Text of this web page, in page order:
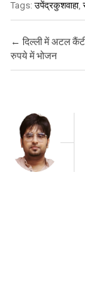
Tags:उपेंद्रकुशवाहा ,
Post navigation
← दिल्ली में अटल
रुपये में भोजन